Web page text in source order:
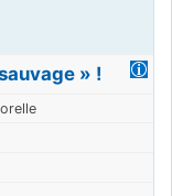
» !